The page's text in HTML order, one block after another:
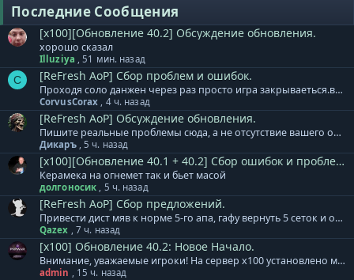
Последние Сообщения
[x100][Обновление 40.2] Обсуждение обновления.
хорошо сказал
Illuziya ,51 мин. назад
C [ReFresh AoP] Сбор проблем и ошибок.
Проходя соло данжен через раз просто игра закрываеться.вчера такого небыло а сегодня весь день
CorvusCorax , 4 ч. назад
[ReFresh AoP] Обсуждение обновления.
Пишите реальные проблемы сюда, а не отсутствие вашего онлайна.....
Дикаръ ,5 ч. назад
[x100][Обновление 40.1 + 40.2] Сбор ошибок и проблем.
Керамека на огнемет так и бьет масой
долгоносик , 5 ч. назад
[ReFresh AoP] Сбор предложений.
Привести дист мяв к норме 5-го апа, гафу вернуть 5 сеток и откат, в остальном по большому всё норм.
Qazex , 7 ч. назад
[x100] Обновление 40.2: Новое Начало.
Внимание, уважаемые игроки! На сервер x100 установлено мини-дополнение к обновлению 40.2. + Обновлены формулы расчета и коэффициенты для расчета урона и защиты генераторов Animus/MAU. Теперь влияние оказывают в том числе и сеттовые бонусы, при их наличии/активации. Тестирование полного обновления для сервера х100 продолжается. Обновление будет установлено в понедельник, 10 августа. Приносим извинения за задержку. База знаний сервера х100 - ссылка. Готовый клиент игры для сервера x100: Клиент на | Клиент на | Клиент на | Клиент на нашем сервере
admin , 15 ч. назад